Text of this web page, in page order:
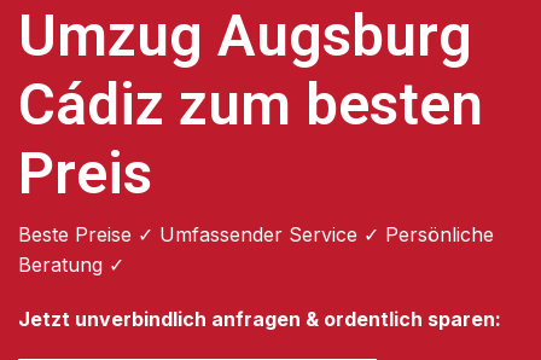
Umzug Augsburg
Cádiz zum besten
Preis
Beste Preise ✓ Umfassender Service ✓ Persönliche
Beratung ✓
Jetzt unverbindlich anfragen & ordentlich sparen: